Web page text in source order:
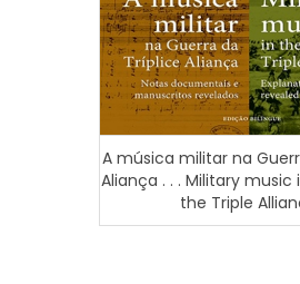
A música militar na
Aliança . . . Military
the Triple